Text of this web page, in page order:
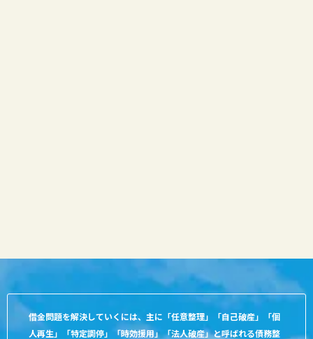
借金問題を解決していくには、主に「任意整理」「自己破産」「個
人再生」「特定調停」「時効援用」「法人破産」と呼ばれる債務整